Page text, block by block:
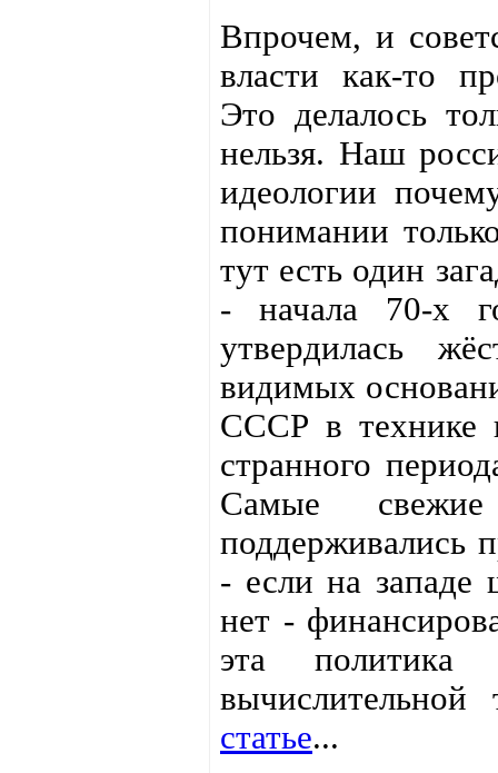
Впрочем, и
власти как-то
Это делалось
нельзя. Наш
идеологии
понимании
тут есть один
- начала 70-х
утвердилась
видимых
СССР в технике
странного
Самые свежие
поддерживались
- если на западе
нет -
эта политика
статье...